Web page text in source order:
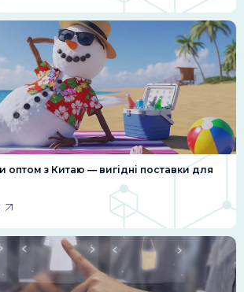
оптом з Китаю — вигідні поставки для